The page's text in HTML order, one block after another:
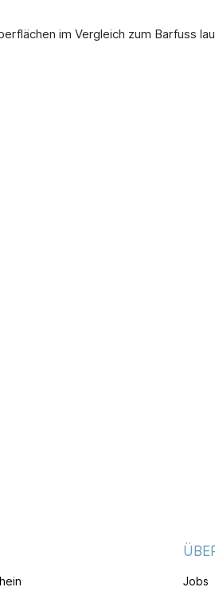
im Vergleich zum Barfuss
Jobs